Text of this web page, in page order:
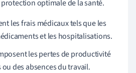
optimale de la santé.
les frais médicaux tels que les
et les hospitalisations.
les pertes de productivité
des absences du travail.